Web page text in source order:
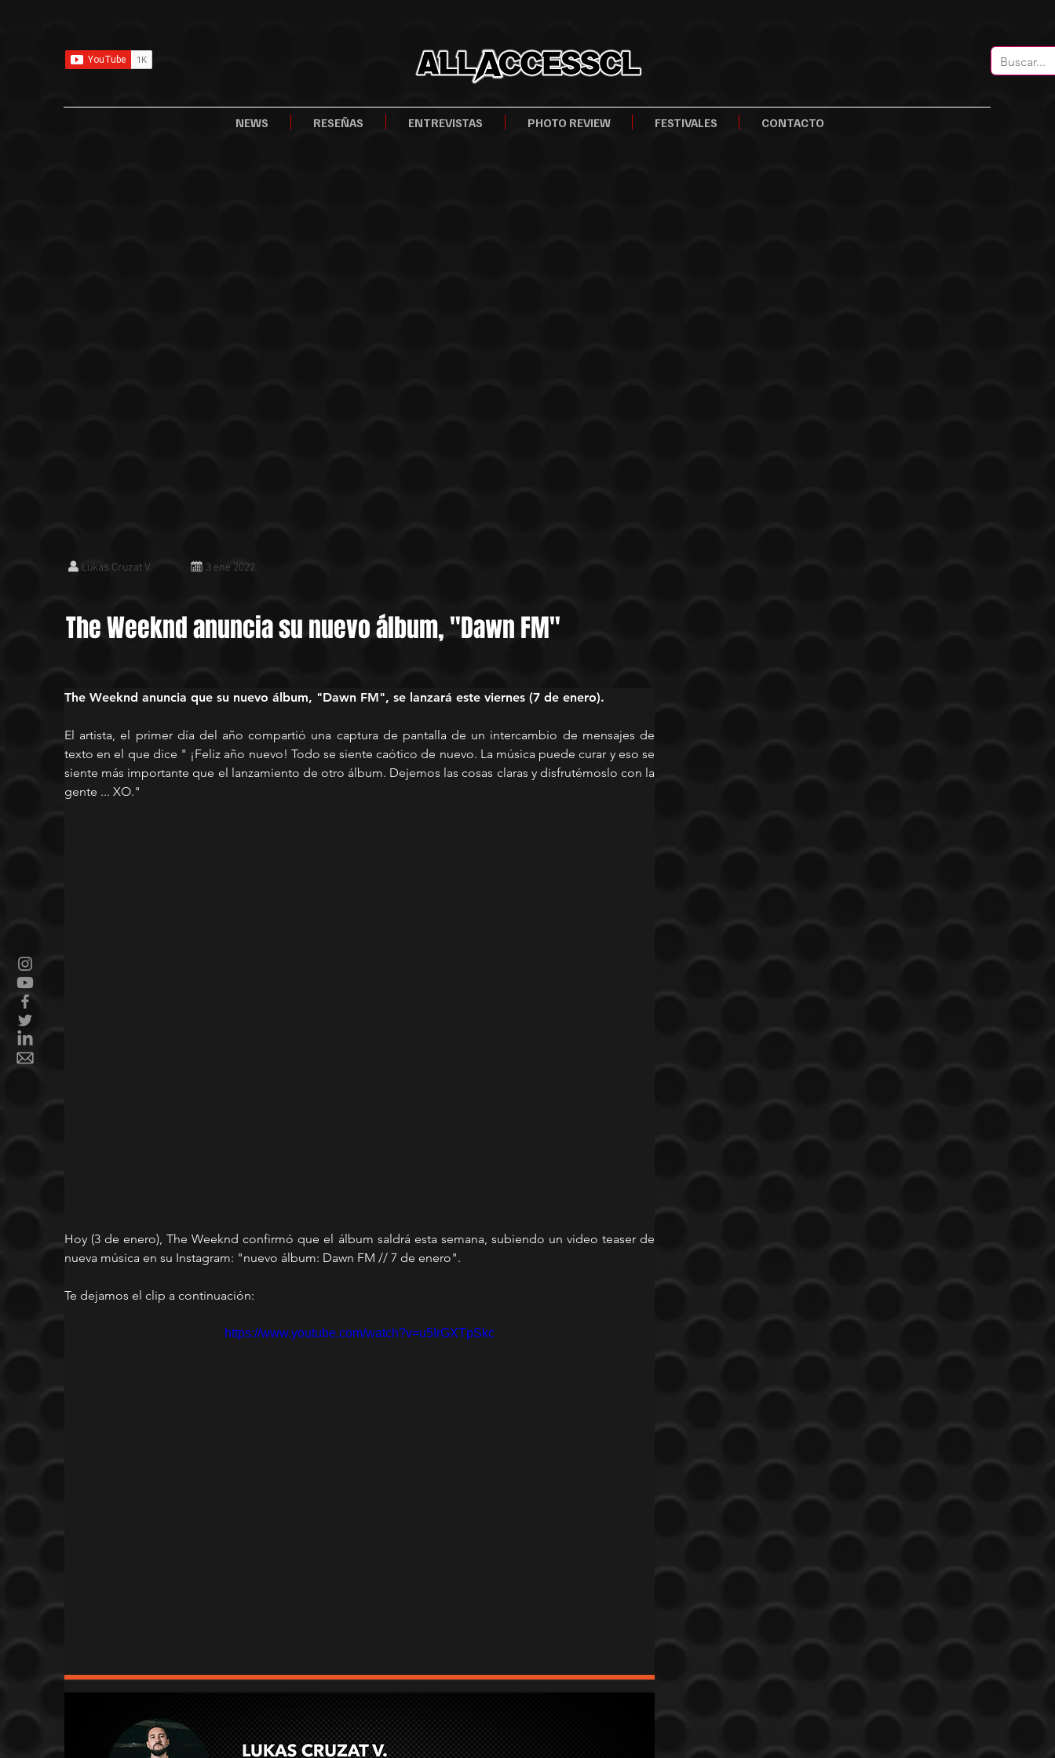
NEWS RESEÑAS ENTREVISTAS PHOTO REVIEW FESTIVALES CONTACTO
Lukas Cruzat V. 3 ene 2022
The Weeknd anuncia su nuevo álbum, "Dawn FM"
The Weeknd anuncia que su nuevo álbum, "Dawn FM", se lanzará este viernes (7 de enero).
El artista, el primer día del año compartió una captura de pantalla de un intercambio de mensajes de
texto en el que dice " ¡Feliz año nuevo! Todo se siente caótico de nuevo. La música puede curar y eso se
siente más importante que el lanzamiento de otro álbum. Dejemos las cosas claras y disfrutémoslo con la
gente ... XO."
Hoy (3 de enero), The Weeknd confirmó que el álbum saldrá esta semana, subiendo un video teaser de
nueva música en su Instagram: "nuevo álbum: Dawn FM // 7 de enero".
Te dejamos el clip a continuación:
https://www.youtube.com/watch?v=u5IrGXTpSkc